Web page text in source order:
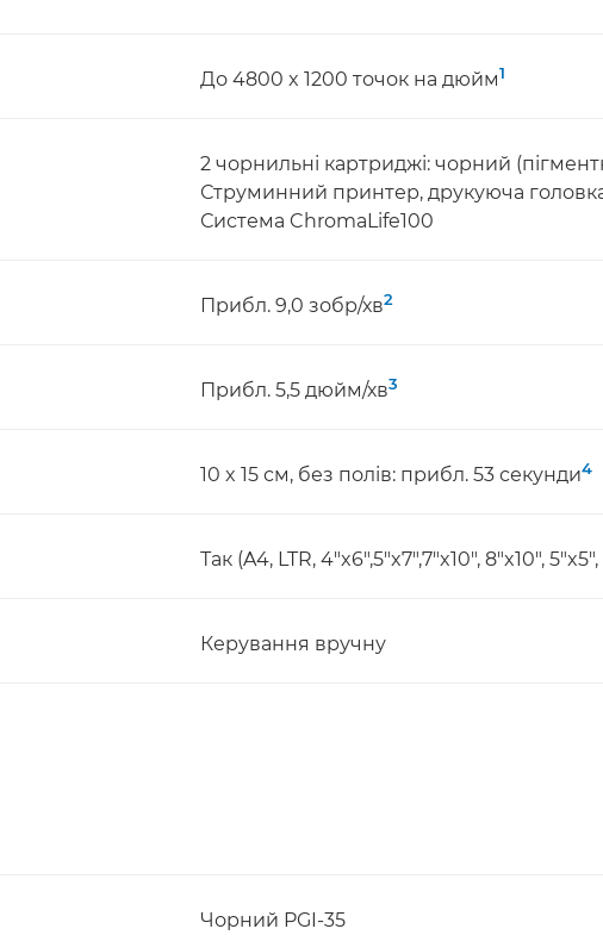
До 4800 x 1200 точок на дюйм1
2 чорнильні картриджі: чорний
Струминний принтер, друкуюча
Система ChromaLife100
Прибл. 9,0 зобр/хв2
Прибл. 5,5 дюйм/хв3
10 x 15 см, без полів: прибл. 53 секунди4
Так (A4, LTR, 4"x6",5"x7",7"x10", 8"x10", 5"x5",
Керування вручну
Чорний PGI-35